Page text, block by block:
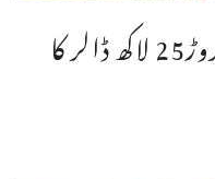
ملکی زر مبادلہ ذخائر میں 3 کروڑ25 لاکھ ڈالر کا